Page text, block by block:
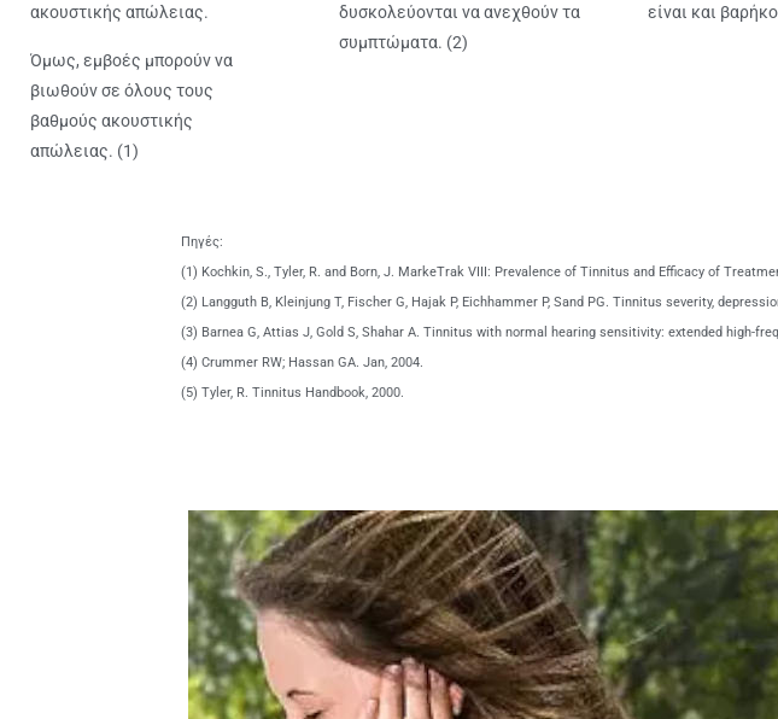
ακουστικής απώλειας.
Όμως, εμβοές μπορούν να
βιωθούν σε όλους τους
βαθμούς ακουστικής
απώλειας. (1)
δυσκολεύονται να ανεχθούν τα
συμπτώματα. (2)
είναι και
Πηγές:
(1) Kochkin, S., Tyler, R. and Born, J. MarkeTrak VIII: Prevalence of Tinnitus and Efficacy of
(2) Langguth B, Kleinjung T, Fischer G, Hajak P, Eichhammer P, Sand PG. Tinnitus severity,
(3) Barnea G, Attias J, Gold S, Shahar A. Tinnitus with normal hearing sensitivity: extended high-
(4) Crummer RW; Hassan GA. Jan, 2004.
(5) Tyler, R. Tinnitus Handbook, 2000.